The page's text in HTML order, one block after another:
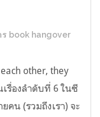
book hangover
other, they
เรื่องลำดับที่ 6 ในซี
คน (รวมถึงเรา) จะ